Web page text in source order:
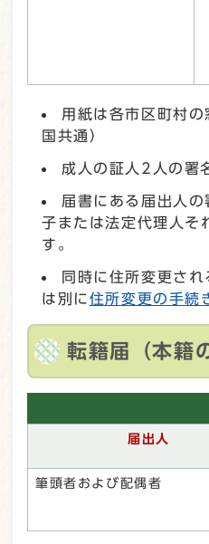
用紙は各市区町村
国共通）
成人の証人2人の署
届書にある届出人
子または法定代理人そ
す。
同時に住所変更さ
は別に 住所変更の手続
転籍届（本籍
届出人
筆頭者および配偶者